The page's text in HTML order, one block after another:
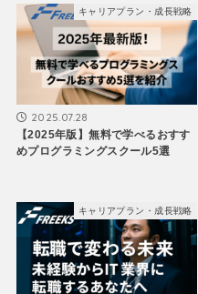
キャリアプラン・成長戦略
2025.07.28
【2025年版】無料で学べるおすす
めプログラミングスクール5選
キャリアプラン・成長戦略